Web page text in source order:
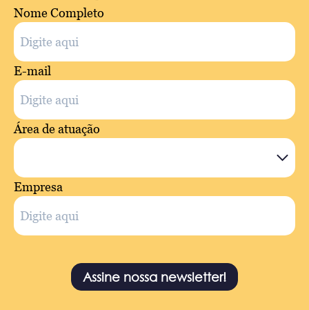
Nome Completo
E-mail
Área de atuação
Empresa
Assine nossa newsletter!